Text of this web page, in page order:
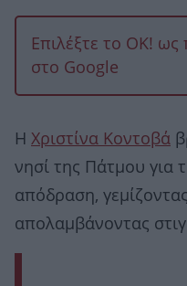
Επιλέξτε το OK!
στο Google
Η Χριστίνα Κοντοβά
νησί της Πάτμου για
απόδραση,
απολαμβάνοντας